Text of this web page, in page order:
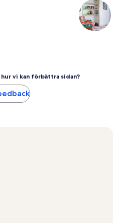
vi kan förbättra sidan?